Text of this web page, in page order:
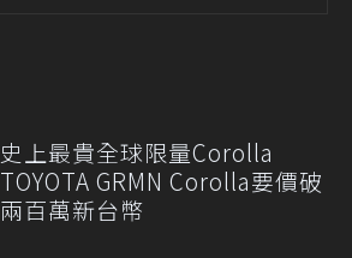
史上最貴全球限量Corolla
TOYOTA GRMN Corolla要價破
兩百萬新台幣